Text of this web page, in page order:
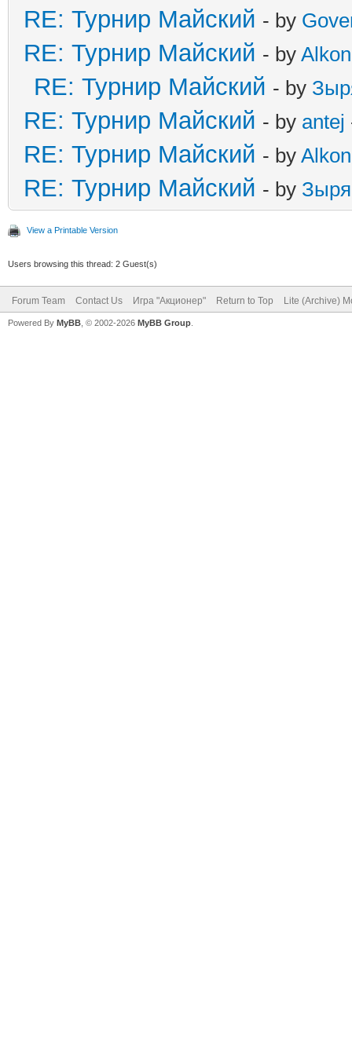
RE: Турнир Майский - by
RE: Турнир Майский - by
RE: Турнир Майский - by
RE: Турнир Майский - by antej
RE: Турнир Майский - by
RE: Турнир Майский - by
View a Printable Version
Users browsing this thread: 2 Guest(s)
Forum Team Contact Us Игра "Акционер" Return to Top Lite (Archive)
Powered By MyBB , © 2002-2026 MyBB Group